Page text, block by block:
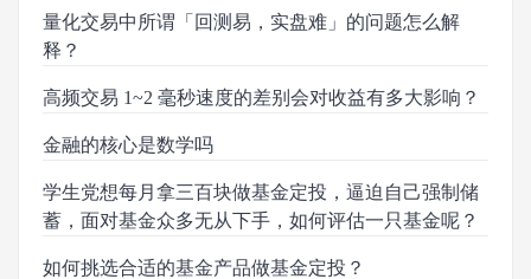
量化交易中所谓「回测易，实盘难」的问题怎么解
释？
高频交易 1~2 毫秒速度的差别会对收益有多大影响？
金融的核心是数学吗
学生党想每月拿三百块做基金定投，逼迫自己强制储
蓄，面对基金众多无从下手，如何评估一只基金呢？
如何挑选合适的基金产品做基金定投？